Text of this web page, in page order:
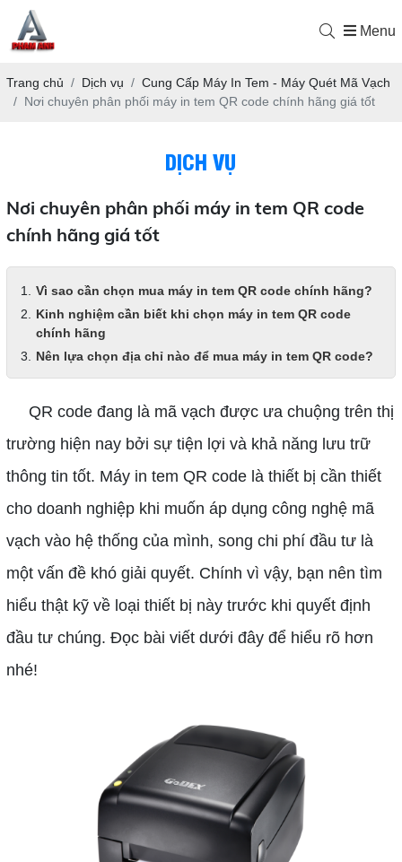
Menu
Trang chủ Dịch vụ
Cung Cấp Máy In Tem - Máy Quét Mã Vạch
Nơi chuyên phân phối máy in tem QR code chính hãng giá tốt
DỊCH VỤ
Nơi chuyên phân phối máy in tem QR code
chính hãng giá tốt
Vì sao cần chọn mua máy in tem QR code chính hãng?
Kinh nghiệm cần biết khi chọn máy in tem QR code
chính hãng
Nên lựa chọn địa chỉ nào để mua máy in tem QR code?
QR code đang là mã vạch được ưa chuộng trên thị
trường hiện nay bởi sự tiện lợi và khả năng lưu trữ
thông tin tốt. Máy in tem QR code là thiết bị cần thiết
cho doanh nghiệp khi muốn áp dụng công nghệ mã
vạch vào hệ thống của mình, song chi phí đầu tư là
một vấn đề khó giải quyết. Chính vì vậy, bạn nên tìm
hiểu thật kỹ về loại thiết bị này trước khi quyết định
đầu tư chúng. Đọc bài viết dưới đây để hiểu rõ hơn
nhé!